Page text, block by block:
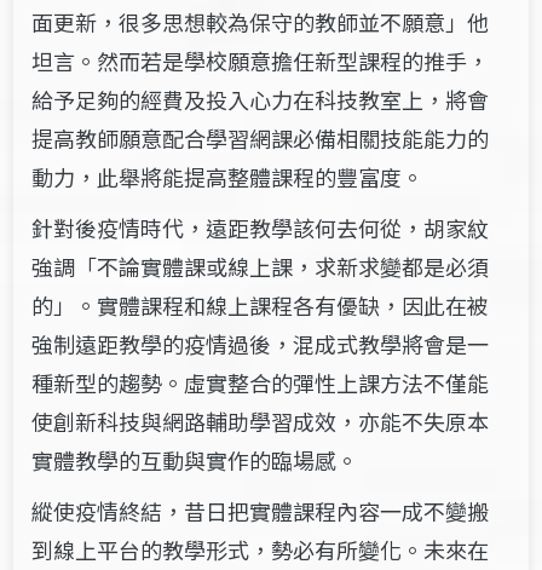
面更新，很多思想較為保守的教師並不願意」他
坦言。然而若是學校願意擔任新型課程的推手，
給予足夠的經費及投入心力在科技教室上，將會
提高教師願意配合學習網課必備相關技能能力的
動力，此舉將能提高整體課程的豐富度。
針對後疫情時代，遠距教學該何去何從，胡家紋
強調「不論實體課或線上課，求新求變都是必須
的」。實體課程和線上課程各有優缺，因此在被
強制遠距教學的疫情過後，混成式教學將會是一
種新型的趨勢。虛實整合的彈性上課方法不僅能
使創新科技與網路輔助學習成效，亦能不失原本
實體教學的互動與實作的臨場感。
縱使疫情終結，昔日把實體課程內容一成不變搬
到線上平台的教學形式，勢必有所變化。未來在